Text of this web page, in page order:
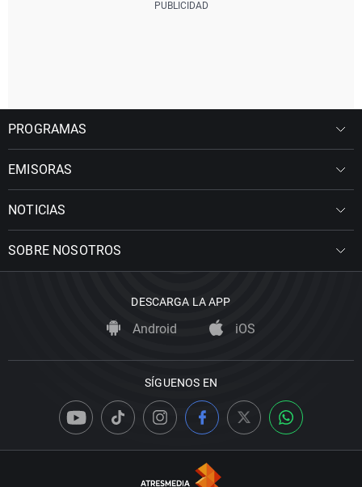
PROGRAMAS
EMISORAS
NOTICIAS
SOBRE NOSOTROS
DESCARGA LA APP
Android iOS
SÍGUENOS EN